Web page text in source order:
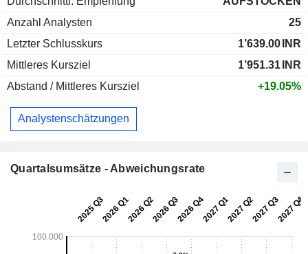
Anzahl Analysten
25
Letzter Schlusskurs
1’639.00 INR
Mittleres Kursziel
1’951.31 INR
Abstand / Mittleres Kursziel
+19.05%
Analystenschätzungen
Quartalsumsätze - Abweichungsrate